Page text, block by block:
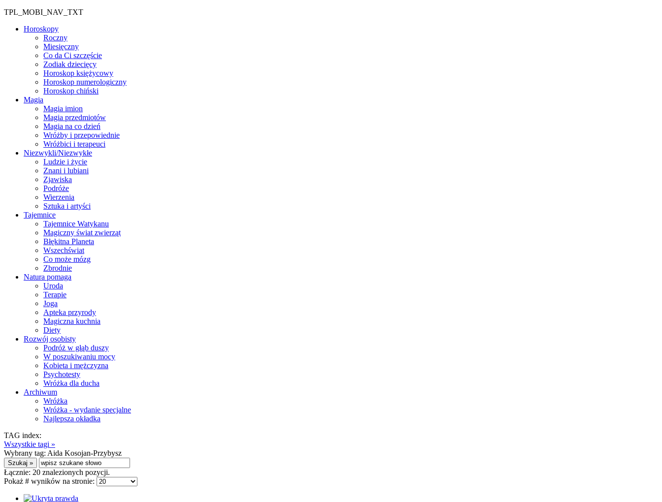
TPL_MOBI_NAV_TXT
Horoskopy
Roczny
Miesięczny
Co da Ci szczęście
Zodiak dziecięcy
Horoskop księżycowy
Horoskop numerologiczny
Horoskop chiński
Magia
Magia imion
Magia przedmiotów
Magia na co dzień
Wróżby i przepowiednie
Wróżbici i terapeuci
Niezwykli/Niezwykłe
Ludzie i życie
Znani i lubiani
Zjawiska
Podróże
Wierzenia
Sztuka i artyści
Tajemnice
Tajemnice Watykanu
Magiczny świat zwierząt
Błękitna Planeta
Wszechświat
Co może mózg
Zbrodnie
Natura pomaga
Uroda
Terapie
Joga
Apteka przyrody
Magiczna kuchnia
Diety
Rozwój osobisty
Podróż w głąb duszy
W poszukiwaniu mocy
Kobieta i mężczyzna
Psychotesty
Wróżka dla ducha
Archiwum
Wróżka
Wróżka - wydanie specjalne
Najlepsza okładka
TAG index:
Wszystkie tagi »
Wybrany tag: Aida Kosojan-Przybysz
Łącznie: 20 znalezionych pozycji.
Pokaż # wyników na stronie: